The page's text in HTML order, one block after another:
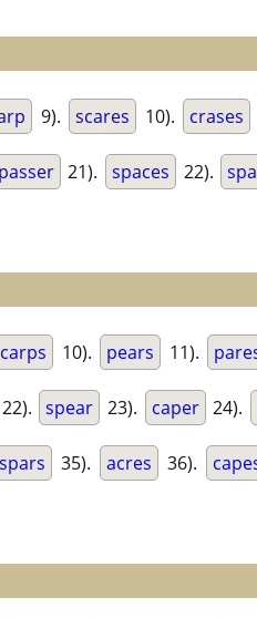
9). scares 10). crases
passer 21). spaces 22).
carps 10). pears 11).
22). spear 23). caper 24).
spars 35). acres 36).